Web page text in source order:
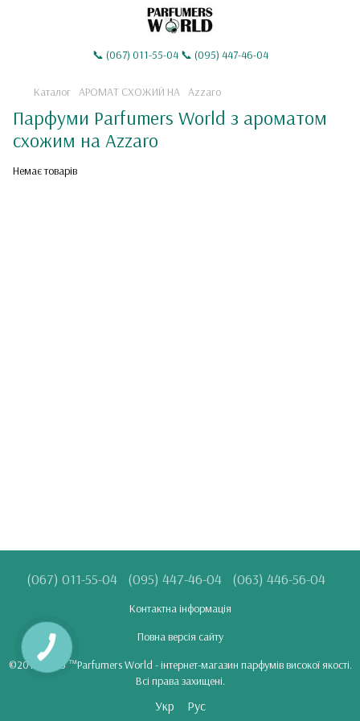
📞 (067) 011-55-04 📞 (095) 447-46-04
Каталог АРОМАТ СХОЖИЙ НА Azzaro
Парфуми Parfumers World з ароматом
схожим на Azzaro
Немає товарів
(067) 011-55-04 (095) 447-46-04 (063) 446-56-04
Контактна інформація
Повна версія сайту
©2018-2025 ™Parfumers World - інтернет-магазин парфумів високої якості.
Всі права захищені.
Укр Рус